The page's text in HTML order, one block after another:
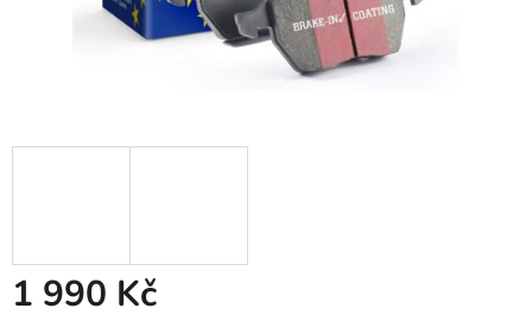
1 990 Kč